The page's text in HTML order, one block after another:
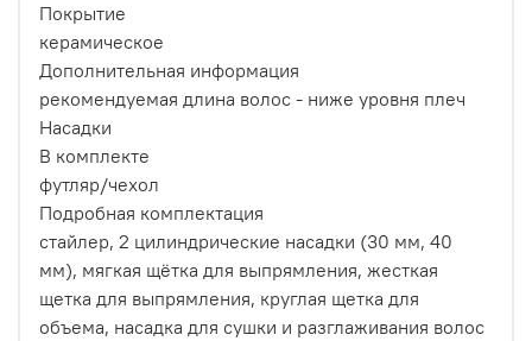
Покрытие
керамическое
Дополнительная информация
рекомендуемая длина волос - ниже уровня плеч
Насадки
В комплекте
футляр/чехол
Подробная комплектация
стайлер, 2 цилиндрические насадки (30 мм, 40
мм), мягкая щётка для выпрямления, жесткая
щетка для выпрямления, круглая щетка для
объема, насадка для сушки и разглаживания волос